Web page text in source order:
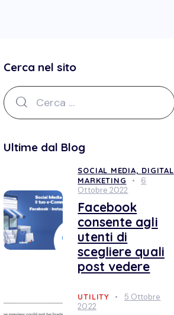
Cerca nel sito
Ultime dal Blog
SOCIAL MEDIA, DIGITAL
MARKETING
6
Ottobre 2022
Facebook
consente agli
utenti di
scegliere quali
post vedere
UTILITY
5 Ottobre
2022